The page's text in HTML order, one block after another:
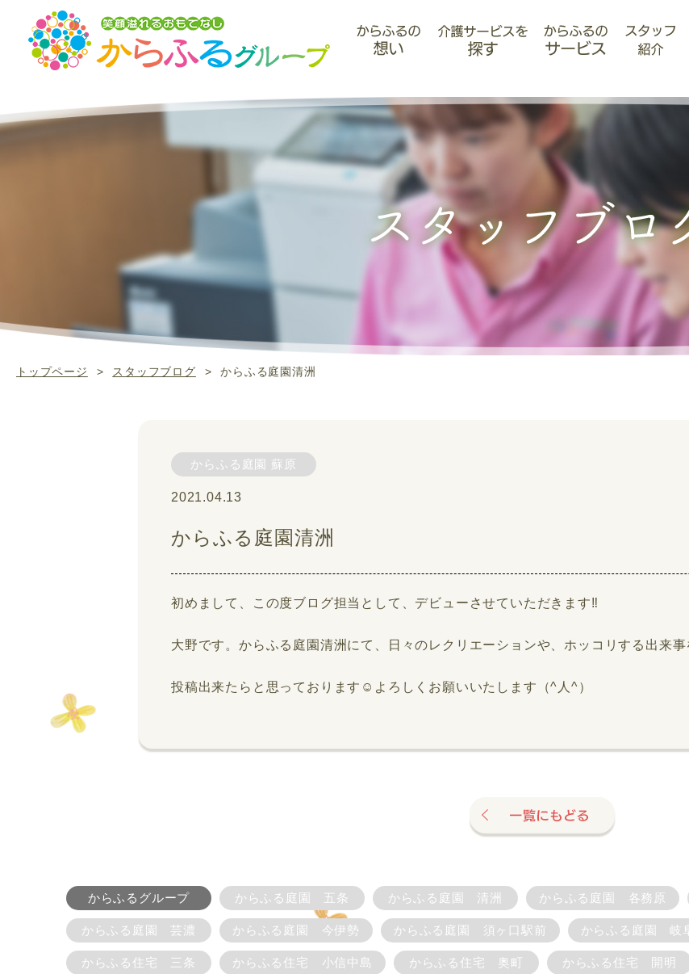
トップページ > スタッフブログ > からふる庭園清洲
からふる庭園 蘇原
2021.04.13
からふる庭園清洲
初めまして、この度ブログ担当として、デビューさせていただきます‼️
大野です。からふる庭園清洲にて、日々のレクリエーションや、ホッコリする出来事
投稿出来たらと思っております☺️よろしくお願いいたします（^人^）
からふるグループ からふる庭園 五条 からふる庭園 清洲 からふる庭園 各務原
からふる庭園 芸濃 からふる庭園 今伊勢 からふる庭園 須ヶ口駅前 からふる庭園 岐
からふる住宅 三条 からふる住宅 小信中島 からふる住宅 奥町 からふる住宅 開明